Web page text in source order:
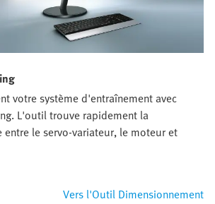
votre système d'entraînement avec
L'outil trouve rapidement la
le servo-variateur, le moteur et
Vers l'Outil Dimensionnement